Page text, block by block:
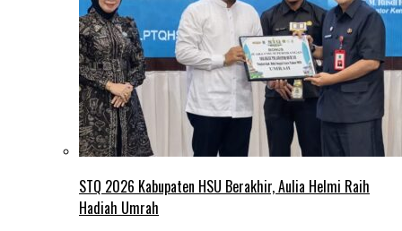
STQ 2026 Kabupaten HSU Berakhir, Aulia Helmi Raih
Hadiah Umrah